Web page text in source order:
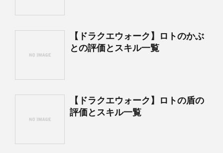
【ドラクエウォーク】ロトのかぶ
との評価とスキル一覧
【ドラクエウォーク】ロトの盾の
評価とスキル一覧